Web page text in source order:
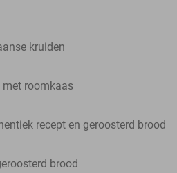
kruiden
met roomkaas
recept en geroosterd brood
brood